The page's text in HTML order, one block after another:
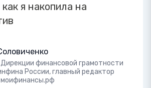
я накопила на
финансовой грамотности
России, главный редактор